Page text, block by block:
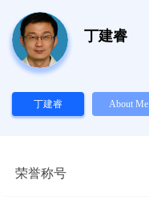
丁建睿
丁建睿 About Me
荣誉称号